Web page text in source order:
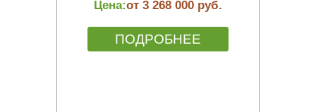
Цена:от 3 268 000 руб.
ПОДРОБНЕЕ